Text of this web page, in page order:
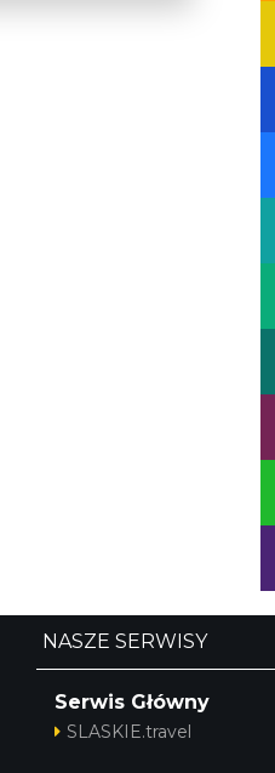
NASZE SERWISY
Serwis Główny
SLASKIE.travel